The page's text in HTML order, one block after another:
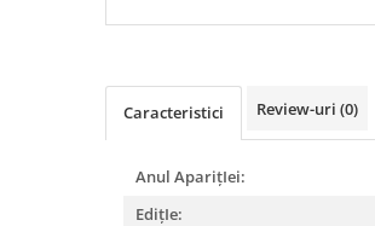
Caracteristici Review-uri (0)
Anul AparițIei:
EdițIe: